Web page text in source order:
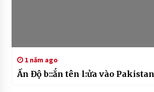
1 năm ago
Ấn Độ b::ắn tên l:ửa vào Pakistan